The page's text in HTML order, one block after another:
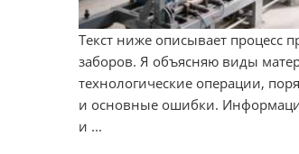
Текст ниже описывает процесс
заборов. Я объясняю виды
технологические операции,
и основные ошибки.
и ...